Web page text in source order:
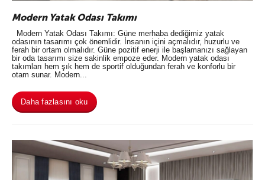
Modern Yatak Odası Takımı
Modern Yatak Odası Takımı: Güne merhaba dediğimiz yatak
odasının tasarımı çok önemlidir. İnsanın içini açmalıdır, huzurlu ve
ferah bir ortam olmalıdır. Güne pozitif enerji ile başlamanızı sağlayan
bir oda tasarımı size sakinlik empoze eder. Modern yatak odası
takımları hem şık hem de sportif olduğundan ferah ve konforlu bir
otam sunar. Modern...
Daha fazlasını oku